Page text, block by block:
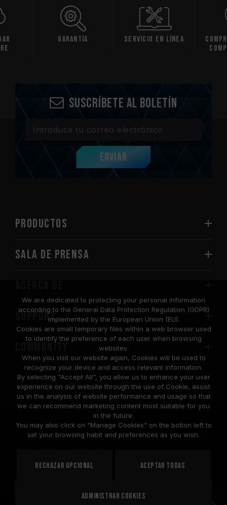
Garantía Servicio en línea
Suscríbete al boletín
Enviar
PRODUCTOS
Sala de prensa
SUPPORT
COMMUNITY
© 2026 Team Group Inc. All Rights Reserved.
United
We are dedicated to protecting your personal information
according to the General Data Protection Regulation (GDPR)
implemented by the European Union (EU).
Cookies are small temporary files within a web browser used
to identify the preference of each user when browsing
websites.
When you visit our website again, Cookies will be used to
recognize your device and access relevant information.
By selecting "Accept All", you allow us to enhance your user
experience on our website through the use of Cookie, assist
us in the analysis of website performance and usage so that
we can recommend marketing content most suitable for you
in the future.
You may also click on "Manage Cookies" on the botton left to
set your browsing habit and preferences as you wish.
Rechazar opcional Aceptar todas
Administrar cookies